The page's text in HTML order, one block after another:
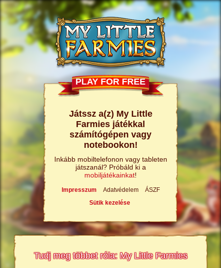
PLAY FOR FREE
Játssz a(z) My Little
Farmies játékkal
számítógépen vagy
notebookon!
Inkább mobiltelefonon vagy tableten
játszanál? Próbáld ki a
mobiljátékainkat!
Impresszum Adatvédelem
ÁSZF
Sütik kezelése
Tudj meg többet róla: My Little Farmies